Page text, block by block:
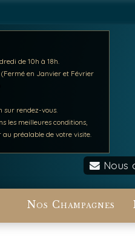
de 10h à 18h.
(Fermé en Janvier et Février
sur rendez-vous.
les meilleures conditions,
préalable de votre visite.
Nous
Nos Champagnes